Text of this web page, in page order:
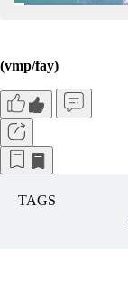
(vmp/fay)
TAGS